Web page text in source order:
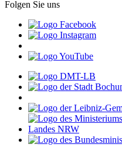
Folgen Sie uns